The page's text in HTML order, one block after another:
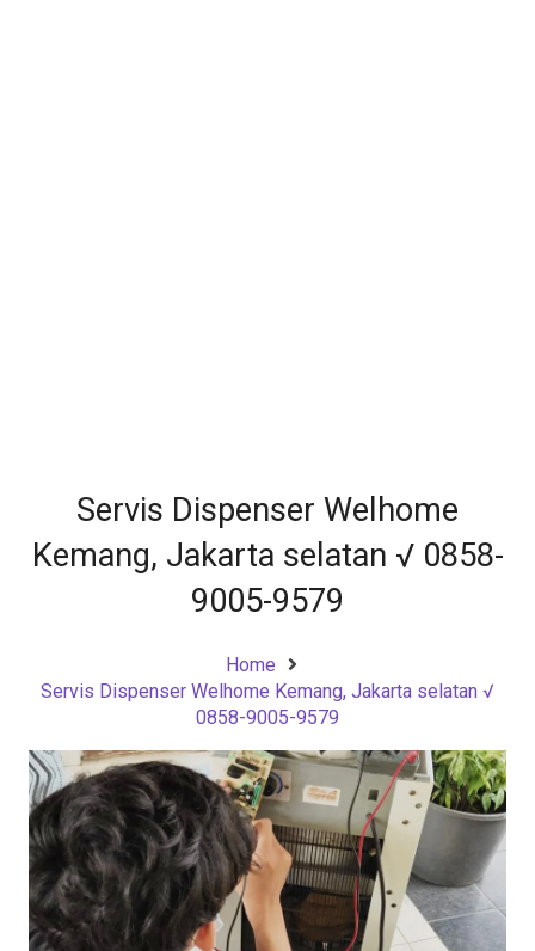
Servis Dispenser Welhome
Kemang, Jakarta selatan √ 0858-
9005-9579
Home
Servis Dispenser Welhome Kemang, Jakarta selatan √
0858-9005-9579